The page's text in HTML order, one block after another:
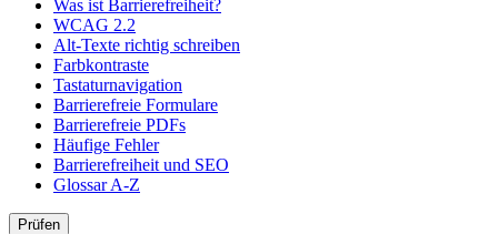
Was ist Barrierefreiheit?
WCAG 2.2
Alt-Texte richtig schreiben
Farbkontraste
Tastaturnavigation
Barrierefreie Formulare
Barrierefreie PDFs
Häufige Fehler
Barrierefreiheit und SEO
Glossar A-Z
Prüfen